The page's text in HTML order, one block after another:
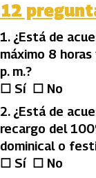
12
1.⁠ ⁠¿Está de
máximo 8
p. m.?
☐ Sí ☐ No
2.⁠ ⁠¿Está de
recargo del
dominical o
☐ Sí ☐ No